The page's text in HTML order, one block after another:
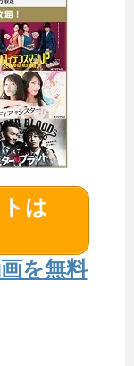
は
を無料